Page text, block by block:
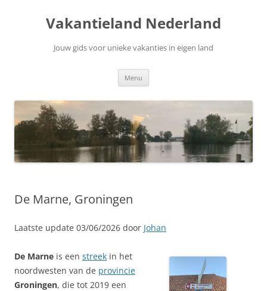
Vakantieland Nederland
Jouw gids voor unieke vakanties in eigen land
Menu
De Marne, Groningen
Laatste update 03/06/2026 door Johan
De Marne is een streek in het
noordwesten van de provincie
Groningen, die tot 2019 een